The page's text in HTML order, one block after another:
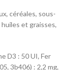
céréales, sous-
et graisses,
D3 : 50 UI, Fer
3b406) : 2,2 mg,